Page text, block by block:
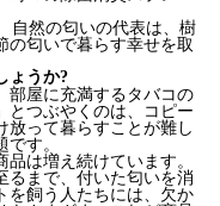
然の匂いの代表は、樹
の匂いで暮らす幸せを取
ょうか?
部屋に充満するタバコの
とつぶやくのは、コピー
放って暮らすことが難し
す。
は増え続けています。
るまで、付いた匂いを消
を飼う人たちには、欠か